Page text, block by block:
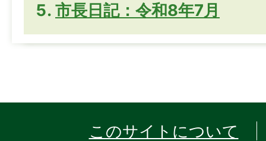
市長日記：令和8年7月
このサイトについて